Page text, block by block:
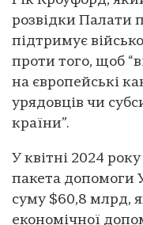
розвідки Палати
підтримує
проти того, щоб
на європейські
урядовців чи
країни”.
У квітні 2024
пакета допомоги
суму $60,8 млрд,
економічної